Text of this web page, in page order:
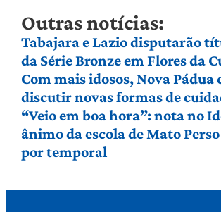
Outras notícias:
Tabajara e Lazio disputarão
da Série Bronze em Flores da
Com mais idosos, Nova Pádua
discutir novas formas de
“Veio em boa hora”: nota no
ânimo da escola de Mato
por temporal